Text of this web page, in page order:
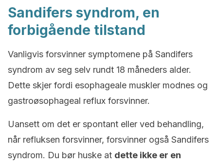
Sandifers syndrom, en
forbigående tilstand
Vanligvis forsvinner symptomene på Sandifers
syndrom av seg selv rundt 18 måneders alder.
Dette skjer fordi esophageale muskler modnes og
gastroøsophageal reflux forsvinner.
Uansett om det er spontant eller ved behandling,
når refluksen forsvinner, forsvinner også Sandifers
syndrom. Du bør huske at dette ikke er en